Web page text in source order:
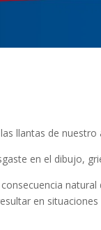
llantas de nuestro
en el dibujo,
en